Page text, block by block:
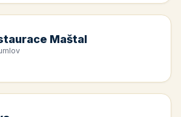
Maštal